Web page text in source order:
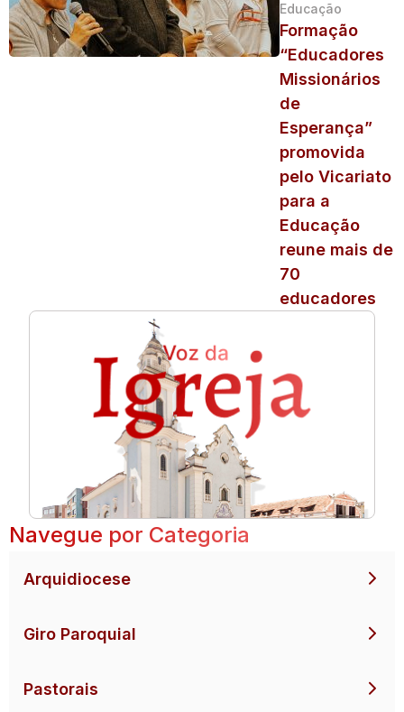
Educação
Formação
“Educadores
Missionários
de
Esperança”
promovida
pelo Vicariato
para a
Educação
reune mais de
70
educadores
Navegue por Categoria
Arquidiocese
Giro Paroquial
Pastorais